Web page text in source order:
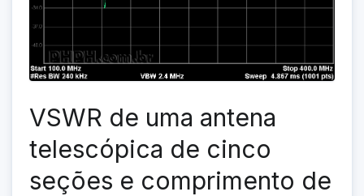
VSWR de uma antena
telescópica de cinco
seções e comprimento de